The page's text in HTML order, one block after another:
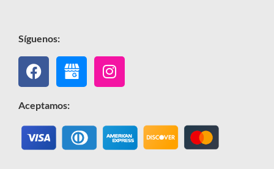
Síguenos:
Facebook Instagram
Aceptamos: